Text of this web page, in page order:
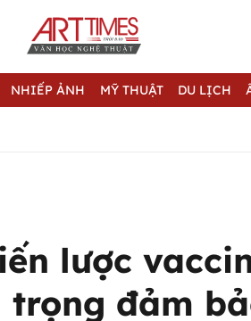
NHIẾP ẢNH MỸ THUẬT DU LỊCH
lược
trọng đảm